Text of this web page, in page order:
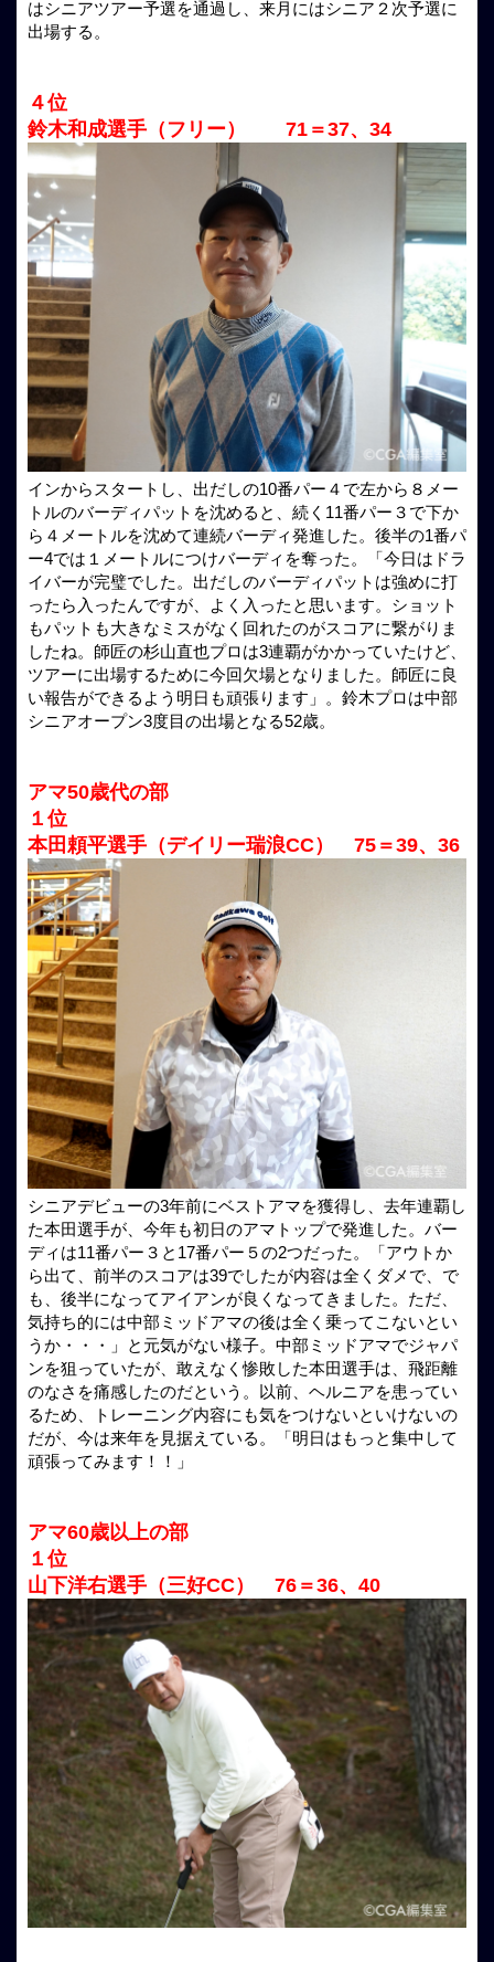
はシニアツアー予選を通過し、来月にはシニア２次予選に
出場する。
４位
鈴木和成選手（フリー） 71＝37、34
インからスタートし、出だしの10番パー４で左から８メー
トルのバーディパットを沈めると、続く11番パー３で下か
ら４メートルを沈めて連続バーディ発進した。後半の1番パ
ー4では１メートルにつけバーディを奪った。「今日はドラ
イバーが完璧でした。出だしのバーディパットは強めに打
ったら入ったんですが、よく入ったと思います。ショット
もパットも大きなミスがなく回れたのがスコアに繋がりま
したね。師匠の杉山直也プロは3連覇がかかっていたけど、
ツアーに出場するために今回欠場となりました。師匠に良
い報告ができるよう明日も頑張ります」。鈴木プロは中部
シニアオープン3度目の出場となる52歳。
アマ50歳代の部
１位
本田頼平選手（デイリー瑞浪CC） 75＝39、36
シニアデビューの3年前にベストアマを獲得し、去年連覇し
た本田選手が、今年も初日のアマトップで発進した。バー
ディは11番パー３と17番パー５の2つだった。「アウトか
ら出て、前半のスコアは39でしたが内容は全くダメで、で
も、後半になってアイアンが良くなってきました。ただ、
気持ち的には中部ミッドアマの後は全く乗ってこないとい
うか・・・」と元気がない様子。中部ミッドアマでジャパ
ンを狙っていたが、敢えなく惨敗した本田選手は、飛距離
のなさを痛感したのだという。以前、ヘルニアを患ってい
るため、トレーニング内容にも気をつけないといけないの
だが、今は来年を見据えている。「明日はもっと集中して
頑張ってみます！！」
アマ60歳以上の部
１位
山下洋右選手（三好CC） 76＝36、40